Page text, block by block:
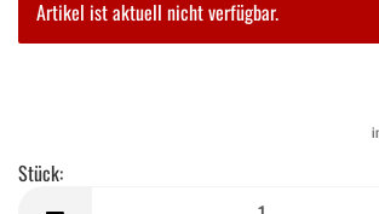
Artikel ist aktuell nicht verfügbar.
Stück: